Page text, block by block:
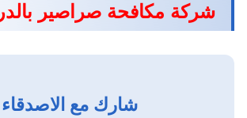
شركة مكافحة صراصير
شارك مع الاصدقاء